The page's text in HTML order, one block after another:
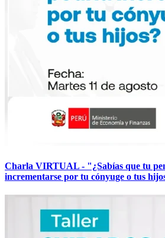
Charla VIRTUAL - "¿Sabías que tu
incrementarse por tu cónyuge o tus